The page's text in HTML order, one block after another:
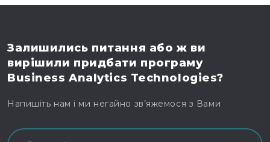
Залишились питання або ж ви
вирішили придбати програму
Business Analytics Technologies?
Напишіть нам і ми негайно зв’яжемося з Вами